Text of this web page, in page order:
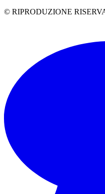
© RIPRODUZIONE